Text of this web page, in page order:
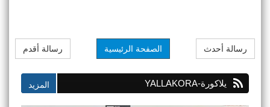
رسالة أحدث رسالة أقدم الصفحة الرئيسية
يلاكورة-YALLAKORA